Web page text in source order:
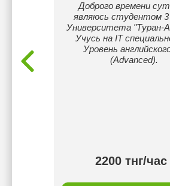
года
на
Доброго времени
являюсь студентом 3
Университета "Туран-
Учусь на IT
Уровень
(Advanced).
2200 тнг/час